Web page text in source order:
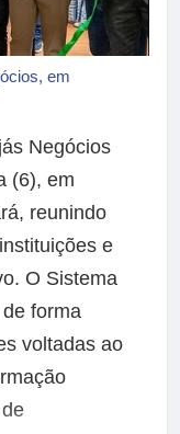
em
Negócios
(6), em
reunindo
e
O Sistema
forma
voltadas ao